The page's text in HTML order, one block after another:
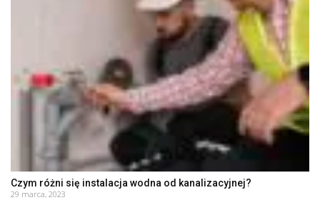
Czym różni się instalacja wodna od kanalizacyjnej?
29 marca, 2023